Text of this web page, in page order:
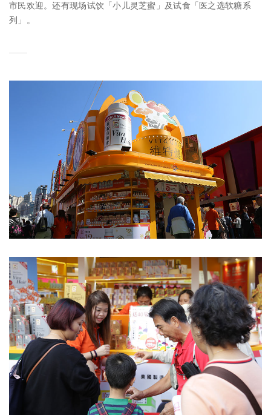
市民欢迎。还有现场试饮「小儿灵芝蜜」及试食「医之选软糖系
列」。